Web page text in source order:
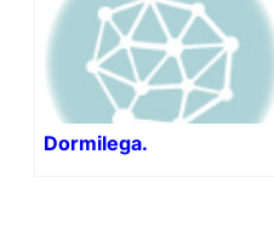
Dormilega.